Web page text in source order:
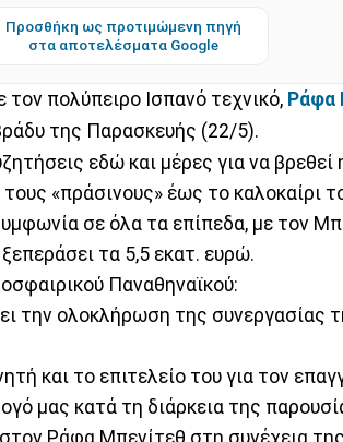
Προσθήκη ως προτιμώμενη πηγή
στα αποτελέσματα Google
πολύπειρο Ισπανό τεχνικό, Ράφα
της Παρασκευής (22/5).
εδώ και μέρες για να
«πράσινους» έως το καλοκαίρι
σε όλα τα επίπεδα, με τον
τα 5,5 εκατ. ευρώ.
Παναθηναϊκού:
την ολοκλήρωση της συνεργασίας
και το επιτελείο του για τον
μας κατά τη διάρκεια της
Ράφα Μπενίτεθ στη συνέχεια